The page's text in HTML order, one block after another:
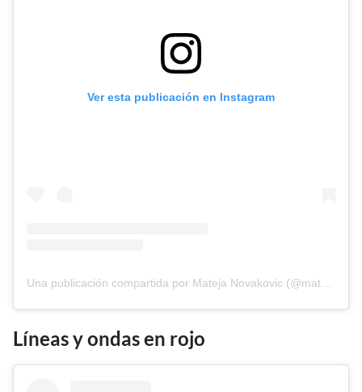
Ver esta publicación en Instagram
Líneas y ondas en rojo